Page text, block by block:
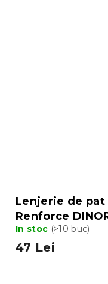
Lenjerie de
Renforce
In stoc (>10 buc)
47 Lei